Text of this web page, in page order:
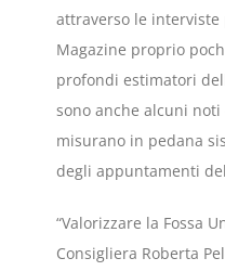
attraverso le
Magazine proprio
profondi estimatori
sono anche alcuni
misurano in pedana
degli appuntamenti
“Valorizzare la Fossa
Consigliera Roberta